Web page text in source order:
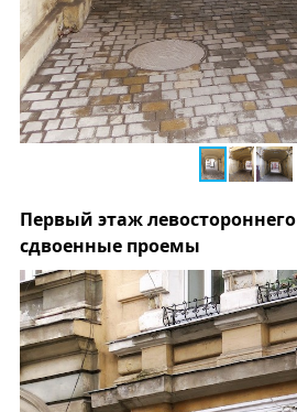
Первый этаж
сдвоенные проемы